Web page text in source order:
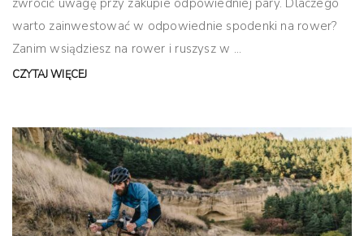
zwrócić uwagę przy zakupie odpowiedniej pary. Dlaczego
warto zainwestować w odpowiednie spodenki na rower?
Zanim wsiądziesz na rower i ruszysz w ...
CZYTAJ WIĘCEJ